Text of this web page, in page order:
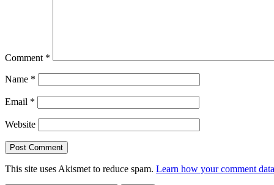
Comment *
Name *
Email *
Website
This site uses Akismet to reduce spam. Learn how your comment